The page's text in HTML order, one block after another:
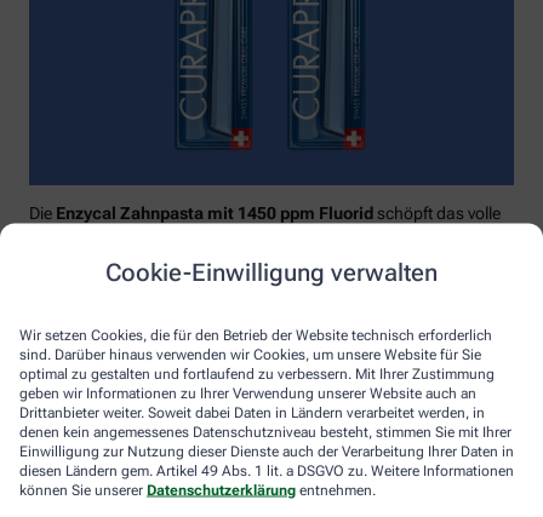
Cookie-Einwilligung verwalten
Wir setzen Cookies, die für den Betrieb der Website technisch erforderlich
sind. Darüber hinaus verwenden wir Cookies, um unsere Website für Sie
optimal zu gestalten und fortlaufend zu verbessern. Mit Ihrer Zustimmung
geben wir Informationen zu Ihrer Verwendung unserer Website auch an
Drittanbieter weiter. Soweit dabei Daten in Ländern verarbeitet werden, in
denen kein angemessenes Datenschutzniveau besteht, stimmen Sie mit Ihrer
Einwilligung zur Nutzung dieser Dienste auch der Verarbeitung Ihrer Daten in
diesen Ländern gem. Artikel 49 Abs. 1 lit. a DSGVO zu. Weitere Informationen
können Sie unserer Datenschutzerklärung entnehmen.
Die Enzycal Zahnpasta mit 1450 ppm Fluorid schöpft das volle
Enzymen deine körpereigenen Abwehrkräfte.
Interdentalbürsten „prime“
reinigen den gesamten kritischen
Zahnzwischenraum effektiv und verletzungsfrei: vom
Zahnfleischrand über die konkaven Nischen bis direkt unter die
Kontaktstelle. Selbst kleinste Interdentalräume werden ohne
Verletzungsgefahr behandelt – dank Cural®, dem hauchdünnen
und extrastarken Chirurgendraht, mit dem eine einzige
Reinigungsbewegung ausreicht: einmal rein und raus. Fertig.
Das House of Mouth bündelt dieses Wissen – und macht